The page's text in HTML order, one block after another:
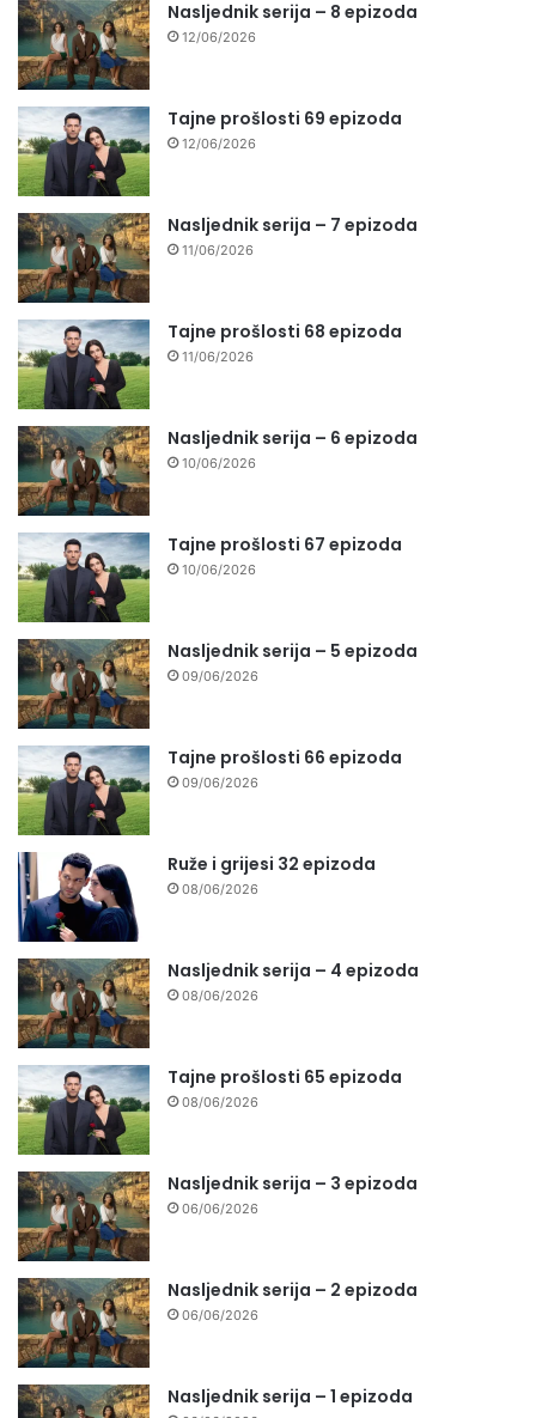
Nasljednik serija – 8 epizoda
12/06/2026
Tajne prošlosti 69 epizoda
12/06/2026
Nasljednik serija – 7 epizoda
11/06/2026
Tajne prošlosti 68 epizoda
11/06/2026
Nasljednik serija – 6 epizoda
10/06/2026
Tajne prošlosti 67 epizoda
10/06/2026
Nasljednik serija – 5 epizoda
09/06/2026
Tajne prošlosti 66 epizoda
09/06/2026
Ruže i grijesi 32 epizoda
08/06/2026
Nasljednik serija – 4 epizoda
08/06/2026
Tajne prošlosti 65 epizoda
08/06/2026
Nasljednik serija – 3 epizoda
06/06/2026
Nasljednik serija – 2 epizoda
06/06/2026
Nasljednik serija – 1 epizoda